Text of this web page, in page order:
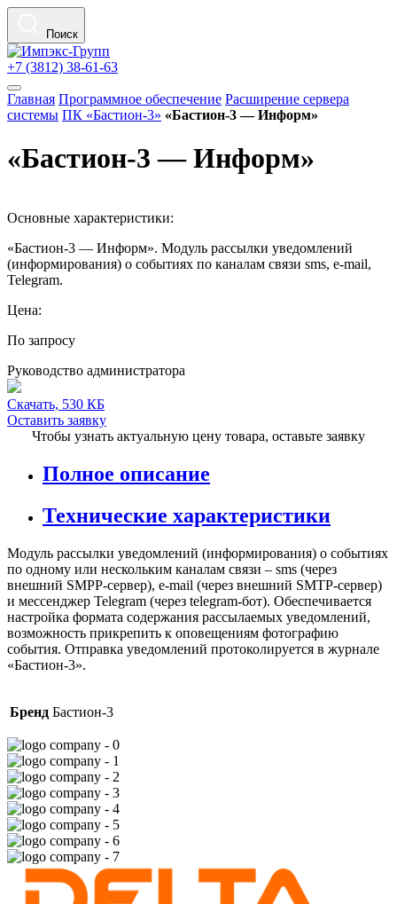
Поиск
+7 (3812) 38-61-63
Главная Программное обеспечение Расширение сервера
системы ПК «Бастион-3» «Бастион-3 — Информ»
«Бастион-3 — Информ»
Основные характеристики:
«Бастион-3 — Информ». Модуль рассылки уведомлений
(информирования) о событиях по каналам связи sms, e-mail,
Telegram.
Цена:
По запросу
Руководство администратора
Скачать, 530 КБ
Оставить заявку
Чтобы узнать актуальную цену товара, оставьте заявку
Полное описание
Технические характеристики
Модуль рассылки уведомлений (информирования) о событиях
по одному или нескольким каналам связи – sms (через
внешний SMPP-сервер), e-mail (через внешний SMTP-сервер)
и мессенджер Telegram (через telegram-бот). Обеспечивается
настройка формата содержания рассылаемых уведомлений,
возможность прикрепить к оповещениям фотографию
события. Отправка уведомлений протоколируется в журнале
«Бастион-3».
Бренд Бастион-3